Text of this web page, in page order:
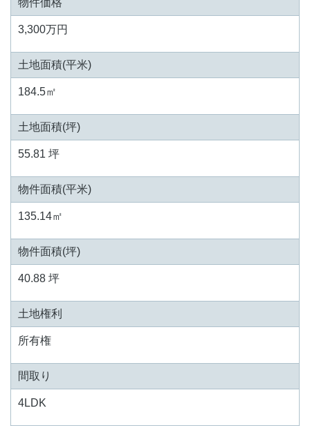
3,300万円
土地面積(平米)
184.5㎡
土地面積(坪)
55.81 坪
物件面積(平米)
135.14㎡
物件面積(坪)
40.88 坪
土地権利
所有権
間取り
4LDK